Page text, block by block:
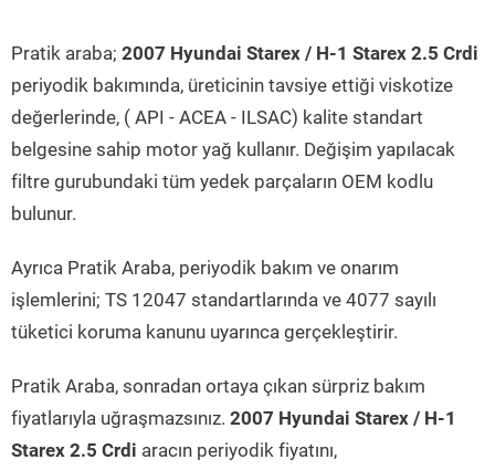
Pratik araba; 2007 Hyundai Starex / H-1 Starex 2.5 Crdi
periyodik bakımında, üreticinin tavsiye ettiği viskotize
değerlerinde, ( API - ACEA - ILSAC) kalite standart
belgesine sahip motor yağ kullanır. Değişim yapılacak
filtre gurubundaki tüm yedek parçaların OEM kodlu
bulunur.
Ayrıca Pratik Araba, periyodik bakım ve onarım
işlemlerini; TS 12047 standartlarında ve 4077 sayılı
tüketici koruma kanunu uyarınca gerçekleştirir.
Pratik Araba, sonradan ortaya çıkan sürpriz bakım
fiyatlarıyla uğraşmazsınız. 2007 Hyundai Starex / H-1
Starex 2.5 Crdi aracın periyodik fiyatını,